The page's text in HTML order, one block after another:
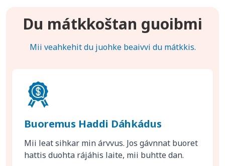
Du mátkkoštan guoibmi
Mii veahkehit du juohke beaivvi du mátkkis.
Buoremus Haddi Dáhkádus
Mii leat sihkar min árvvus. Jos gávnnat buoret
hattis duohta rájáhis laite, mii buhtte dan.